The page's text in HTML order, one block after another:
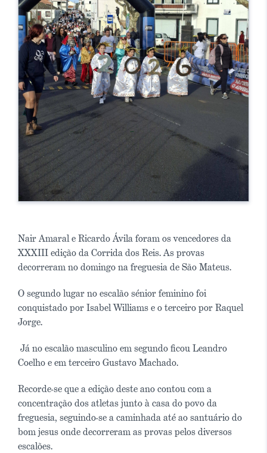
Nair Amaral e Ricardo Ávila foram os vencedores da
XXXIII edição da Corrida dos Reis. As provas
decorreram no domingo na freguesia de São Mateus.
O segundo lugar no escalão sénior feminino foi
conquistado por Isabel Williams e o terceiro por Raquel
Jorge.
Já no escalão masculino em segundo ficou Leandro
Coelho e em terceiro Gustavo Machado.
Recorde-se que a edição deste ano contou com a
concentração dos atletas junto à casa do povo da
freguesia, seguindo-se a caminhada até ao santuário do
bom jesus onde decorreram as provas pelos diversos
escalões.